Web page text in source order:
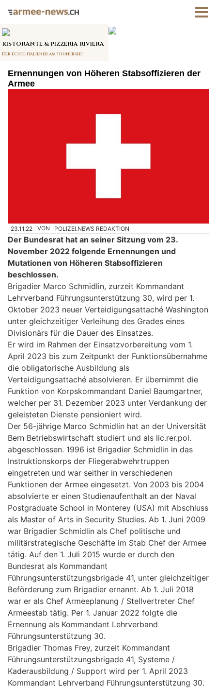
Ernennungen von Höheren Stabsoffizieren der
Armee
23.11.22 VON POLIZEI.NEWS REDAKTION
Der Bundesrat hat an seiner Sitzung vom 23.
November 2022 folgende Ernennungen und
Mutationen von Höheren Stabsoffizieren
beschlossen.
Brigadier Marco Schmidlin, zurzeit Kommandant
Lehrverband Führungsunterstützung 30, wird per 1.
Oktober 2023 neuer Verteidigungsattaché Washington
unter gleichzeitiger Verleihung des Grades eines
Divisionärs für die Dauer des Einsatzes.
Er wird im Rahmen der Einsatzvorbereitung vom 1.
April 2023 bis zum Zeitpunkt der Funktionsübernahme
die obligatorische Ausbildung als
Verteidigungsattaché absolvieren. Er übernimmt die
Funktion von Korpskommandant Daniel Baumgartner,
welcher per 31. Dezember 2023 unter Verdankung der
geleisteten Dienste pensioniert wird.
Der 56-jährige Marco Schmidlin hat an der Universität
Bern Betriebswirtschaft studiert und als lic.rer.pol.
abgeschlossen. 1996 ist Brigadier Schmidlin in das
Instruktionskorps der Fliegerabwehrtruppen
eingetreten und war seither in verschiedenen
Funktionen der Armee eingesetzt. Von 2003 bis 2004
absolvierte er einen Studienaufenthalt an der Naval
Postgraduate School in Monterey (USA) mit Abschluss
als Master of Arts in Security Studies. Ab 1. Juni 2009
war Brigadier Schmidlin als Chef politische und
militärstrategische Geschäfte im Stab Chef der Armee
tätig. Auf den 1. Juli 2015 wurde er durch den
Bundesrat als Kommandant
Führungsunterstützungsbrigade 41, unter gleichzeitiger
Beförderung zum Brigadier ernannt. Ab 1. Juli 2018
war er als Chef Armeeplanung / Stellvertreter Chef
Armeestab tätig. Per 1. Januar 2022 folgte die
Ernennung als Kommandant Lehrverband
Führungsunterstützung 30.
Brigadier Thomas Frey, zurzeit Kommandant
Führungsunterstützungsbrigade 41, Systeme /
Kaderausbildung / Support wird per 1. April 2023
Kommandant Lehrverband Führungsunterstützung 30.